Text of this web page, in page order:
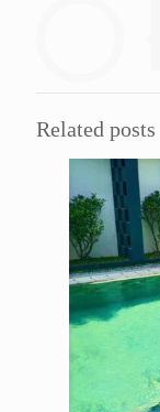
Related posts